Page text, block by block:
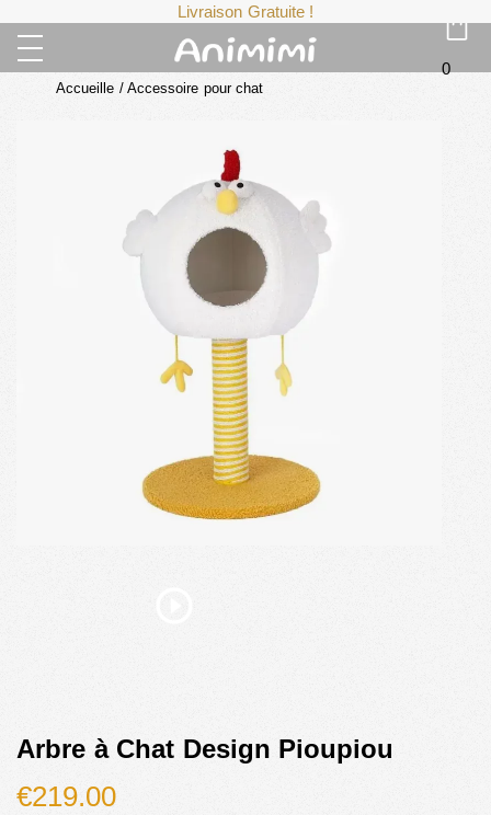
Livraison Gratuite !
0
Accueille / Accessoire pour chat
Arbre à Chat Design Pioupiou
€219.00